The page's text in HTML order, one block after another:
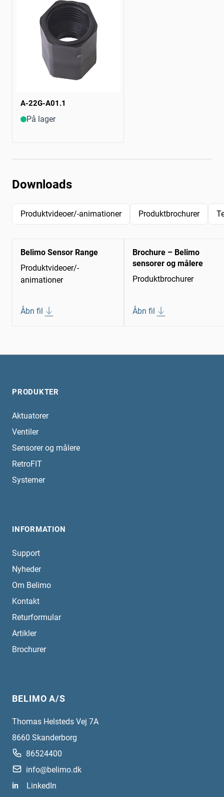
A-22G-A01.1
På lager
Downloads
Produktvideoer/-animationer Produktbrochurer
Belimo Sensor Range
Produktvideoer/-
animationer
Åbn fil
Brochure – Belimo
sensorer og målere
Produktbrochurer
Åbn fil
PRODUKTER
Aktuatorer
Ventiler
Sensorer og målere
RetroFIT
Systemer
INFORMATION
Support
Nyheder
Om Belimo
Kontakt
Returformular
Artikler
Brochurer
BELIMO A/S
Thomas Helsteds Vej 7A
8660 Skanderborg
86524400
info@belimo.dk
in
LinkedIn